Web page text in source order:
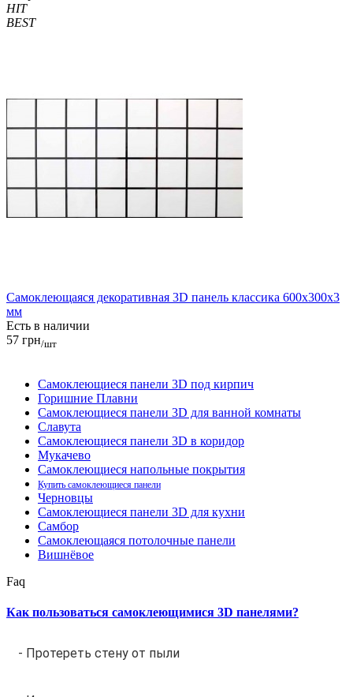
HIT
BEST
Самоклеющаяся декоративная 3D панель классика 600x300x3
мм
Есть в наличии
57 грн/шт
Самоклеющиеся панели 3D под кирпич
Горишние Плавни
Самоклеющиеся панели 3D для ванной комнаты
Славута
Самоклеющиеся панели 3D в коридор
Мукачево
Самоклеющиеся напольные покрытия
Купить самоклеющиеся панели
Черновцы
Самоклеющиеся панели 3D для кухни
Самбор
Самоклеющаяся потолочные панели
Вишнёвое
Faq
Как пользоваться самоклеющимися 3D панелями?
- Протереть стену от пыли